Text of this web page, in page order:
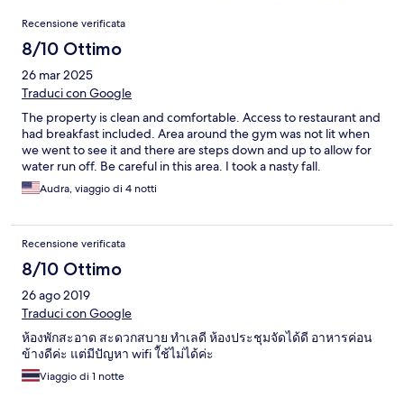
Recensioni
Recensione verificata
8/10 Ottimo
26 mar 2025
Traduci con Google
The property is clean and comfortable. Access to restaurant and
had breakfast included. Area around the gym was not lit when
we went to see it and there are steps down and up to allow for
water run off. Be careful in this area. I took a nasty fall.
Audra, viaggio di 4 notti
Recensione verificata
8/10 Ottimo
26 ago 2019
Traduci con Google
ห้องพักสะอาด สะดวกสบาย ทำเลดี ห้องประชุมจัดได้ดี อาหารค่อน
ข้างดีค่ะ แต่มีปัญหา wifi ใ้ช้ไม่ได้ค่ะ
Viaggio di 1 notte